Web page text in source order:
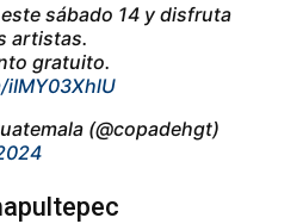
sábado 14 y disfruta
artistas.
gratuito.
(@copadehgt)